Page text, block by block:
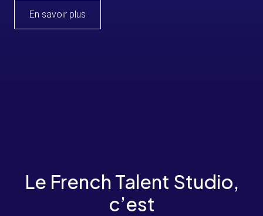
En savoir plus
Le French Talent Studio,
c’est